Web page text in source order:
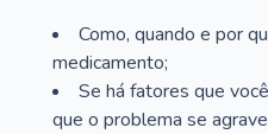
Como, quando e por
medicamento;
Se há fatores que
que o problema se